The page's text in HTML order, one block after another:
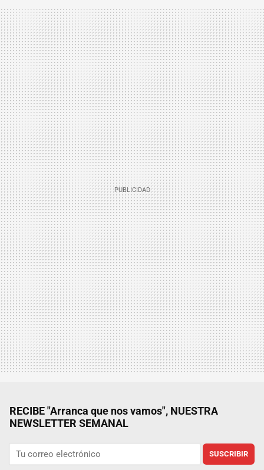
RECIBE "Arranca que nos vamos", NUESTRA
NEWSLETTER SEMANAL
SUSCRIBIR